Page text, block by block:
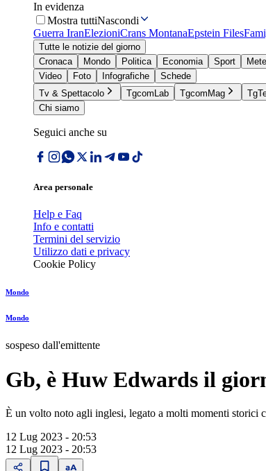
In evidenza
Mostra tuttiNascondi
Guerra IranElezioniCrans MontanaEpstein Files
Tutte le notizie del giorno
Cronaca
Mondo Politica Economia Sport
Video
Foto Infografiche
Schede
Tv & Spettacolo
TgcomLab TgcomMag
Chi siamo
Seguici anche su
Area personale
Help e Faq
Info e contatti
Termini del servizio
Utilizzo dati e privacy
Cookie Policy
Mondo
Mondo
sospeso dall'emittente
Gb, è Huw Edwards il
È un volto noto agli inglesi, legato a molti momenti storici
12 Lug 2023 - 20:53
12 Lug 2023 - 20:53